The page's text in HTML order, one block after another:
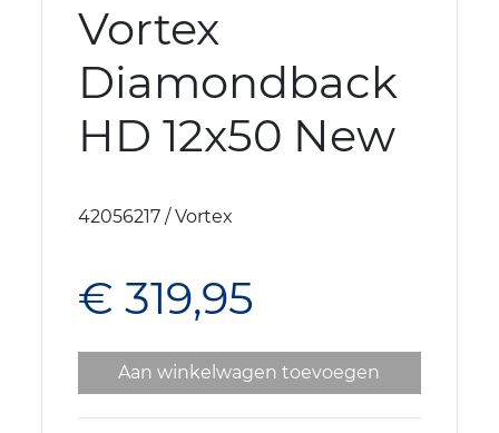
Vortex
Diamondback
HD 12x50 New
42056217 / Vortex
€ 319,95
Aan winkelwagen toevoegen